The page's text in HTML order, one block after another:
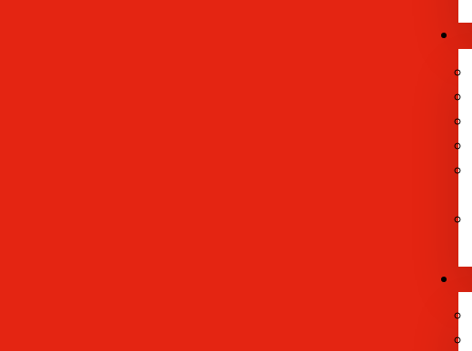
Wskazówki dotyczące przygotowania treści dostępnych cyfrowo